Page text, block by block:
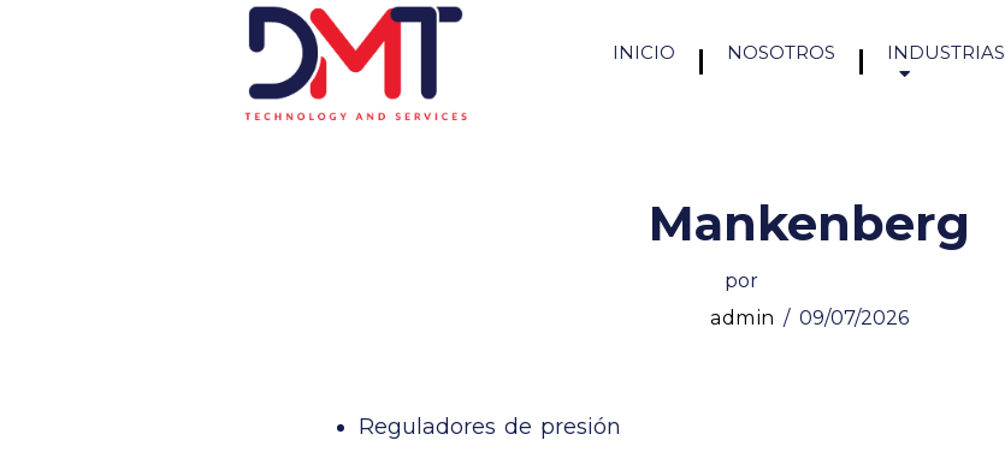
INICIO NOSOTROS INDUSTRIAS
Mankenberg
por
admin
09/07/2026
Reguladores de presión